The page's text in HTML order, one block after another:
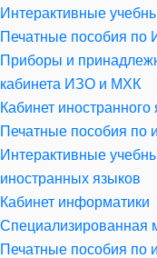
Интерактивные
Печатные пособия
Приборы и
кабинета ИЗО и МХК
Кабинет иностранного
Печатные пособия по
Интерактивные
иностранных языков
Кабинет информатики
Специализированная
Печатные пособия по